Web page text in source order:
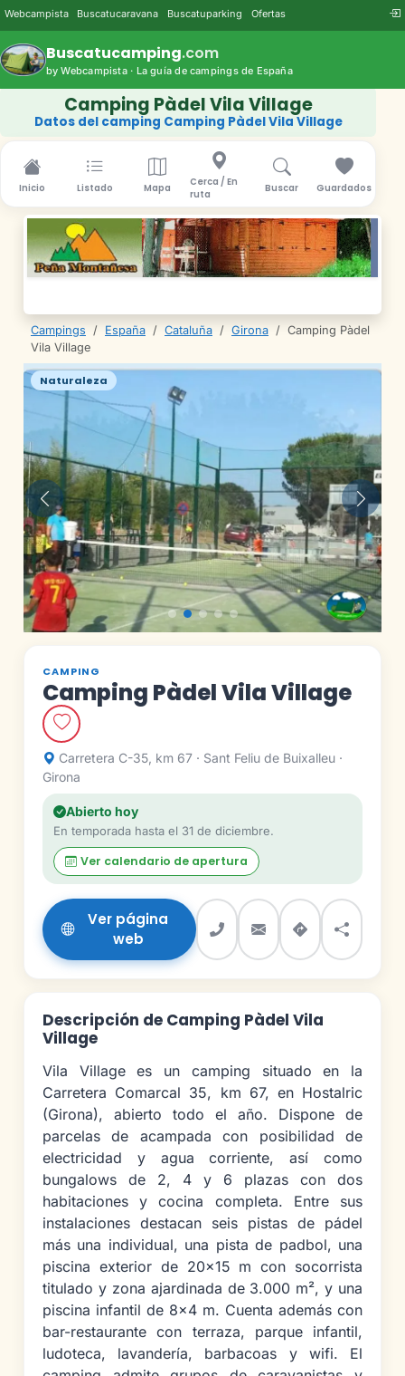
Webcampista Buscatucaravana Buscatuparking Ofertas
Buscatucamping.com
by Webcampista · La guía de campings de España
Camping Pàdel Vila Village
Datos del camping Camping Pàdel Vila Village
Inicio Listado Mapa
Cerca / En
ruta
Buscar Guardados
Campings / España / Cataluña / Girona / Camping Pàdel
Vila Village
Naturaleza
Anterior
CAMPING
Camping Pàdel Vila Village
Carretera C-35, km 67 · Sant Feliu de Buixalleu ·
Girona
Abierto hoy
En temporada hasta el 31 de diciembre.
Ver calendario de apertura
Ver página
web
Descripción de Camping Pàdel Vila
Village
Vila Village es un camping situado en la
Carretera Comarcal 35, km 67, en Hostalric
(Girona), abierto todo el año. Dispone de
parcelas de acampada con posibilidad de
electricidad y agua corriente, así como
bungalows de 2, 4 y 6 plazas con dos
habitaciones y cocina completa. Entre sus
instalaciones destacan seis pistas de pádel
más una individual, una pista de padbol, una
piscina exterior de 20x15 m con socorrista
titulado y zona ajardinada de 3.000 m², y una
piscina infantil de 8x4 m. Cuenta además con
bar-restaurante con terraza, parque infantil,
ludoteca, lavandería, barbacoas y wifi. El